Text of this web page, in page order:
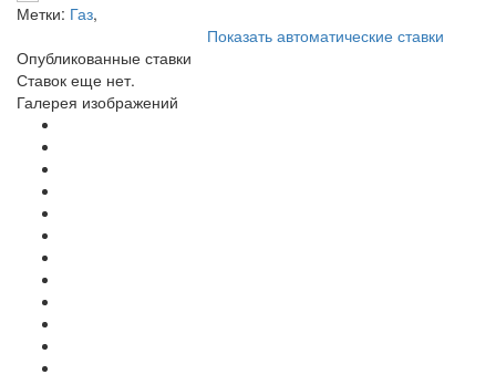
Метки: Газ,
Показать автоматические ставки
Опубликованные ставки
Ставок еще нет.
Галерея изображений